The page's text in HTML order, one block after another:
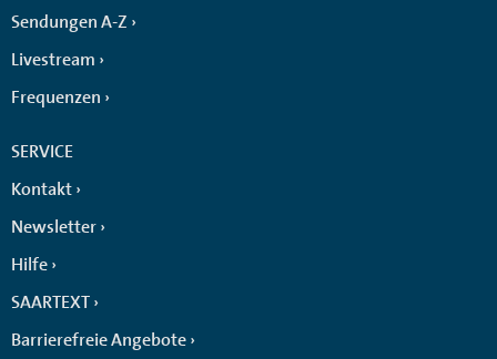
Sendungen A-Z
Livestream
Frequenzen
SERVICE
Kontakt
Newsletter
Hilfe
SAARTEXT
Barrierefreie Angebote